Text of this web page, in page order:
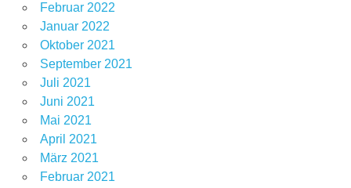
Februar 2022
Januar 2022
Oktober 2021
September 2021
Juli 2021
Juni 2021
Mai 2021
April 2021
März 2021
Februar 2021